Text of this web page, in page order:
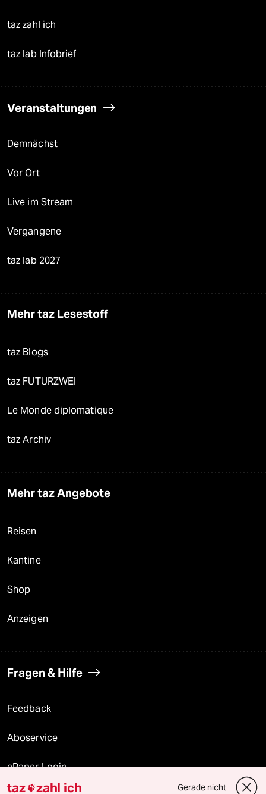
taz zahl ich
taz lab Infobrief
Veranstaltungen
Demnächst
Vor Ort
Live im Stream
Vergangene
taz lab 2027
Mehr taz Lesestoff
taz Blogs
taz FUTURZWEI
Le Monde diplomatique
taz Archiv
Mehr taz Angebote
Reisen
Kantine
Shop
Anzeigen
Fragen & Hilfe
Feedback
Aboservice
ePaper Login
taz zahl ich Gerade nicht